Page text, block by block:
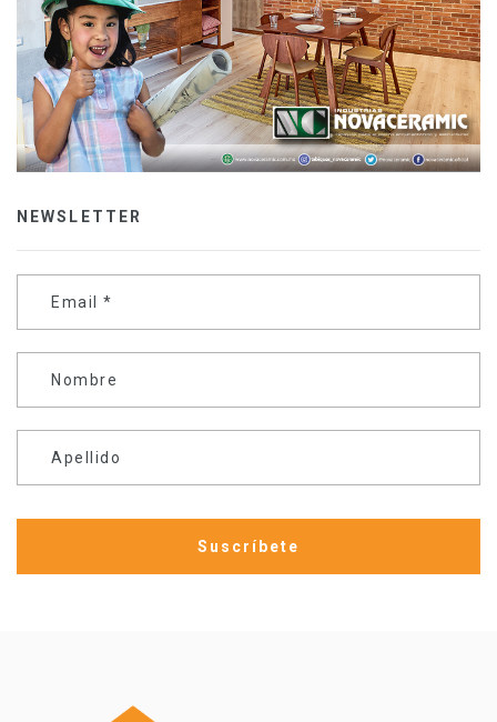
NEWSLETTER
Email *
Nombre
Apellido